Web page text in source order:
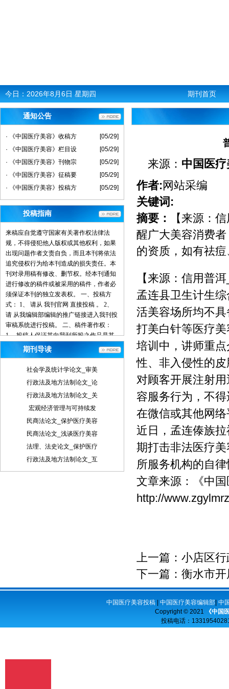
今日： 2026年8月6日 星期四 期刊首页
通知公告
· 《中国医疗美容》收稿方
[05/29]
· 《中国医疗美容》栏目设
[05/29]
· 《中国医疗美容》刊物宗
[05/29]
· 《中国医疗美容》征稿要
[05/29]
· 《中国医疗美容》投稿方
[05/29]
投稿指南
来稿应自觉遵守国家有关著作权法律法
规，不得侵犯他人版权或其他权利，如果
出现问题作者文责自负，而且本刊将依法
追究侵权行为给本刊造成的损失责任。本
刊对录用稿有修改、删节权。经本刊通知
进行修改的稿件或被采用的稿件，作者必
须保证本刊的独立发表权。 一、投稿方
式： 1、 请从 我刊官网 直接投稿 。 2、
请 从我编辑部编辑的推广链接进入我刊投
审稿系统进行投稿。 二、稿件著作权：
1、 投稿人保证其向我刊所投之作品是其
本人或与他人合作创作之成果，或对所投
品提出可成立之权利主张。 2、 投稿人保
发表。 3、 投稿人保证其作品不含有违反
宪法、法律及损害社会公共利益之内容。
4、 投稿人向我刊所投之作品不得同时向
第三方投送，即不允许一稿多投。 5、 投
包括但不限于：通过网络向公众传播、复
制、摘编、表演、播放、展览、发行、摄
制电影、电视、录像制品、录制录音制
期刊导读
社会学及统计学论文_审美
行政法及地方法制论文_论
行政法及地方法制论文_关
宏观经济管理与可持续发
民商法论文_保护医疗美容
民商法论文_浅谈医疗美容
法理、法史论文_保护医疗
行政法及地方法制论文_互
来源： 中国医
作者:网站采编
关键词:
摘要：
【来源：
醒广大美容消费
的资质，如有祛
【来源：信用普
孟连县卫生计生
活美容场所均不
打美白针等医疗
培训中，讲师重
性、非入侵性的
对顾客开展注射
容服务行为，不
在微信或其他网
近日，孟连傣族
期打击非法医疗
所服务机构的自
文章来源：
《中
http://
上一篇： 小店区
下一篇： 衡水市开
中国医疗美容投稿| 中国医疗美容编辑部| 中
Copyright © 2021
《中国
投稿电话：